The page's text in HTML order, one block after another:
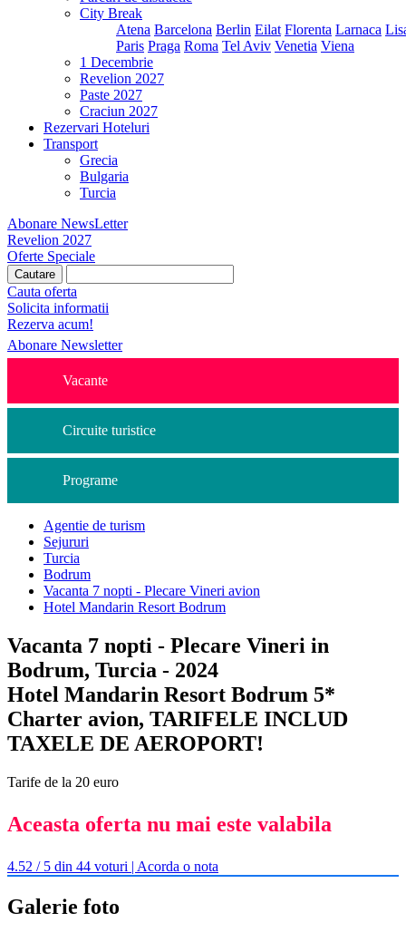
City Break
Atena Barcelona Berlin Eilat Florenta Larnaca
Paris Praga Roma Tel Aviv Venetia Viena
1 Decembrie
Revelion 2027
Paste 2027
Craciun 2027
Rezervari Hoteluri
Transport
Grecia
Bulgaria
Turcia
Abonare NewsLetter
Revelion 2027
Oferte Speciale
Cauta oferta
Solicita informatii
Rezerva acum!
Abonare Newsletter
Vacante
Circuite turistice
Programe
Agentie de turism
Sejururi
Turcia
Bodrum
Vacanta 7 nopti - Plecare Vineri avion
Hotel Mandarin Resort Bodrum
Vacanta 7 nopti - Plecare Vineri in
Bodrum, Turcia - 2024
Hotel Mandarin Resort Bodrum 5*
Charter avion, TARIFELE INCLUD
TAXELE DE AEROPORT!
Tarife de la 20 euro
Aceasta oferta nu mai este valabila
4.52 / 5 din 44 voturi | Acorda o nota
Galerie foto